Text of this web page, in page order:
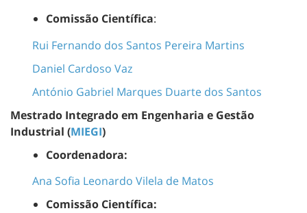
Comissão Científica:
Rui Fernando dos Santos Pereira Martins
Daniel Cardoso Vaz
António Gabriel Marques Duarte dos Santos
Mestrado Integrado em Engenharia e Gestão
Industrial (MIEGI)
Coordenadora:
Ana Sofia Leonardo Vilela de Matos
Comissão Científica: